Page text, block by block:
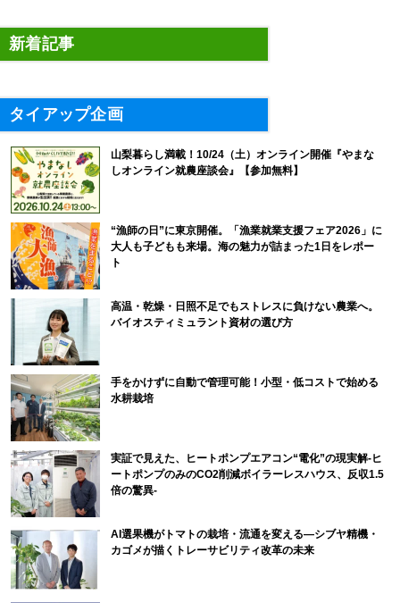
新着記事
タイアップ企画
山梨暮らし満載！10/24（土）オンライン開催『やまな
しオンライン就農座談会』【参加無料】
“漁師の日”に東京開催。「漁業就業支援フェア2026」に
大人も子どもも来場。海の魅力が詰まった1日をレポー
ト
高温・乾燥・日照不足でもストレスに負けない農業へ。
バイオスティミュラント資材の選び方
手をかけずに自動で管理可能！小型・低コストで始める
水耕栽培
実証で見えた、ヒートポンプエアコン“電化”の現実解-ヒ
ートポンプのみのCO2削減ボイラーレスハウス、反収1.5
倍の驚異-
AI選果機がトマトの栽培・流通を変える―シブヤ精機・
カゴメが描くトレーサビリティ改革の未来